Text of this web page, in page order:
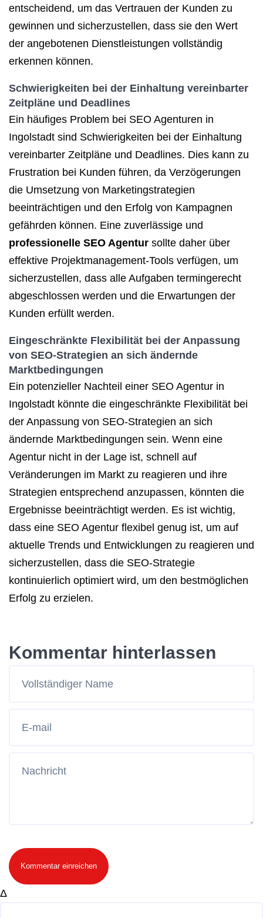
entscheidend, um das Vertrauen der Kunden zu
gewinnen und sicherzustellen, dass sie den Wert
der angebotenen Dienstleistungen vollständig
erkennen können.
Schwierigkeiten bei der Einhaltung vereinbarter
Zeitpläne und Deadlines
Ein häufiges Problem bei SEO Agenturen in
Ingolstadt sind Schwierigkeiten bei der Einhaltung
vereinbarter Zeitpläne und Deadlines. Dies kann zu
Frustration bei Kunden führen, da Verzögerungen
die Umsetzung von Marketingstrategien
beeinträchtigen und den Erfolg von Kampagnen
gefährden können. Eine zuverlässige und
professionelle SEO Agentur sollte daher über
effektive Projektmanagement-Tools verfügen, um
sicherzustellen, dass alle Aufgaben termingerecht
abgeschlossen werden und die Erwartungen der
Kunden erfüllt werden.
Eingeschränkte Flexibilität bei der Anpassung
von SEO-Strategien an sich ändernde
Marktbedingungen
Ein potenzieller Nachteil einer SEO Agentur in
Ingolstadt könnte die eingeschränkte Flexibilität bei
der Anpassung von SEO-Strategien an sich
ändernde Marktbedingungen sein. Wenn eine
Agentur nicht in der Lage ist, schnell auf
Veränderungen im Markt zu reagieren und ihre
Strategien entsprechend anzupassen, könnten die
Ergebnisse beeinträchtigt werden. Es ist wichtig,
dass eine SEO Agentur flexibel genug ist, um auf
aktuelle Trends und Entwicklungen zu reagieren und
sicherzustellen, dass die SEO-Strategie
kontinuierlich optimiert wird, um den bestmöglichen
Erfolg zu erzielen.
Kommentar hinterlassen
Kommentar einreichen
Δ